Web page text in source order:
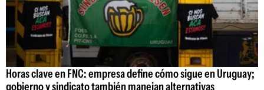
Horas clave en FNC: empresa define cómo sigue en Uruguay;
gobierno y sindicato también manejan alternativas